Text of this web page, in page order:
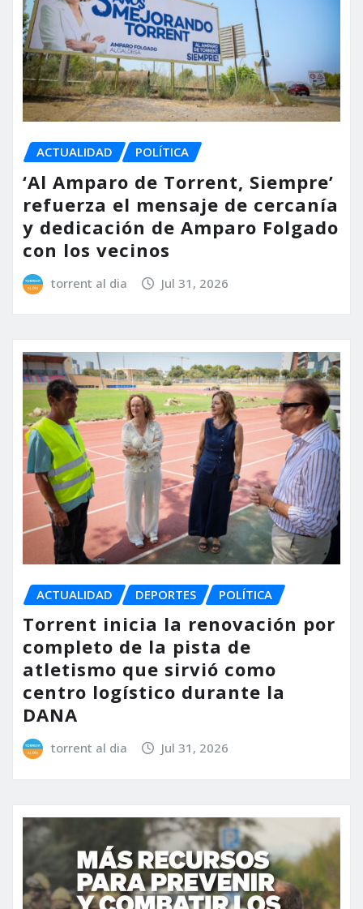
ACTUALIDAD POLÍTICA
‘Al Amparo de Torrent, Siempre’
refuerza el mensaje de cercanía
y dedicación de Amparo Folgado
con los vecinos
torrent al dia Jul 31, 2026
ACTUALIDAD DEPORTES POLÍTICA
Torrent inicia la renovación por
completo de la pista de
atletismo que sirvió como
centro logístico durante la
DANA
torrent al dia Jul 31, 2026